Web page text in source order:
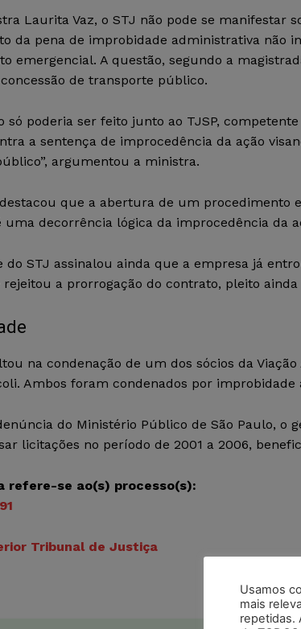
Laurita Vaz, o STJ não pode se manifestar
da pena de improbidade administrativa não
emergencial. A questão, segundo a
de transporte público.
só poderia ser feito junto ao TJSP,
a sentença de improcedência da ação
argumentou a ministra.
que a abertura de um procedimento
uma decorrência lógica da improcedência da
do STJ assinalou ainda que a empresa já
rejeitou a prorrogação do contrato, pleito
na condenação de um dos sócios da
Ambos foram condenados por
do Ministério Público de São Paulo, o
licitações no período de 2001 a 2006,
refere-se ao(s) processo(s):
Tribunal de Justiça
Usamos
mais
repetidas.